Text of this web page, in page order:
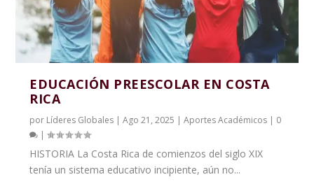
EDUCACIÓN PREESCOLAR EN COSTA
RICA
por Líderes Globales |Ago 21, 2025 |Aportes Académicos | 0
|
HISTORIA La Costa Rica de comienzos del siglo XIX
tenía un sistema educativo incipiente, aún no...